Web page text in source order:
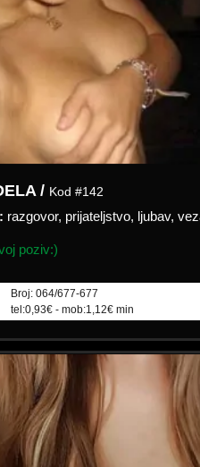
/Kod #142
razgovor, prijateljstvo, ljubav, veza
poziv:)
tel:0,93€ - mob:1,12€ min